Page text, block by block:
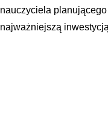
nauczyciela
najważniejszą